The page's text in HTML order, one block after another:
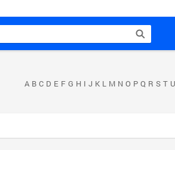
A B C D E F G H I J K L M N O P Q R S T U